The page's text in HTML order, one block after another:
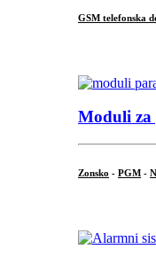
GSM telefonska
Moduli za
Zonsko - PGM -